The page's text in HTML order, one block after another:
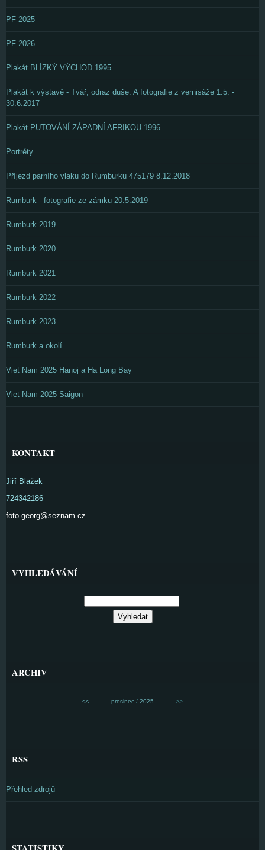
PF 2025
PF 2026
Plakát BLÍZKÝ VÝCHOD 1995
Plakát k výstavě - Tvář, odraz duše. A fotografie z vernisáže 1.5. -
30.6.2017
Plakát PUTOVÁNÍ ZÁPADNÍ AFRIKOU 1996
Portréty
Příjezd parního vlaku do Rumburku 475179 8.12.2018
Rumburk - fotografie ze zámku 20.5.2019
Rumburk 2019
Rumburk 2020
Rumburk 2021
Rumburk 2022
Rumburk 2023
Rumburk a okolí
Viet Nam 2025 Hanoj a Ha Long Bay
Viet Nam 2025 Saigon
KONTAKT
Jiří Blažek
724342186
foto.georg@seznam.cz
VYHLEDÁVÁNÍ
ARCHIV
<< prosinec/ 2025 >>
RSS
Přehled zdrojů